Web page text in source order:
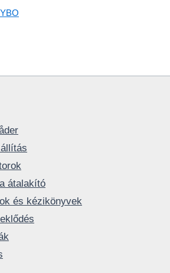
átalakító
és kézikönyvek